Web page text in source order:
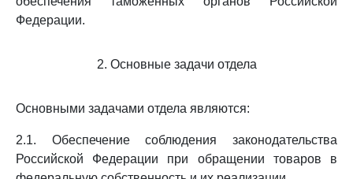
Федерации.
2. Основные задачи отдела
Основными задачами отдела являются:
2.1. Обеспечение соблюдения законодательства
Российской Федерации при обращении товаров в